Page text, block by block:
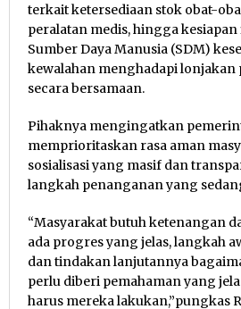
terkait ketersediaan stok obat-
peralatan medis, hingga
Sumber Daya Manusia (SDM)
kewalahan menghadapi lonjakan
secara bersamaan.
Pihaknya mengingatkan
memprioritaskan rasa aman
sosialisasi yang masif dan
langkah penanganan yang
“Masyarakat butuh ketenangan
ada progres yang jelas, langkah
dan tindakan lanjutannya
perlu diberi pemahaman yang
harus mereka lakukan,”pungkas